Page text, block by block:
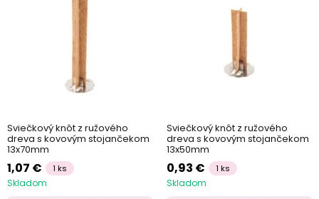
Sviečkový knôt z ružového
dreva s kovovým stojančekom
13x70mm
1,07 € 1 ks
Skladom
Sviečkový knôt z ružového
dreva s kovovým stojančekom
13x50mm
0,93 € 1 ks
Skladom